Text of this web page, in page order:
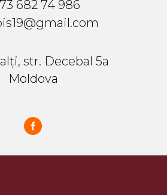
682 74 986
str. Decebal 5a
Moldova